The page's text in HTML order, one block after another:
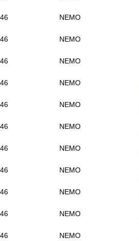
NEMO
NEMO
NEMO
NEMO
NEMO
NEMO
NEMO
NEMO
NEMO
NEMO
NEMO